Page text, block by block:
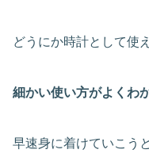
どうにか時計として使
細かい使い方がよくわ
早速身に着けていこう